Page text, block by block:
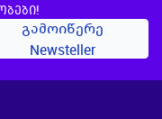
გამოიწერე
Newsteller